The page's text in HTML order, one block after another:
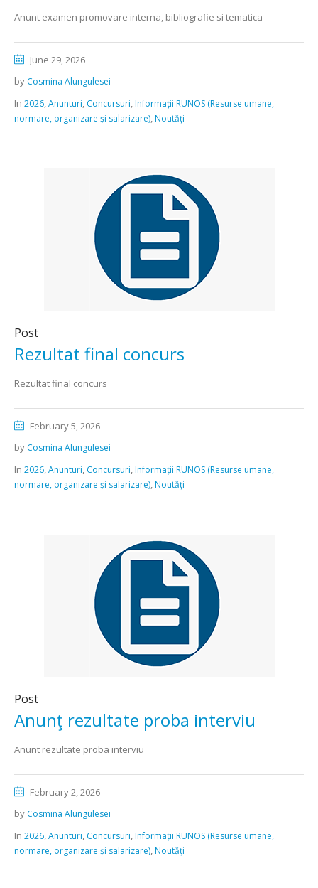
Anunt examen promovare interna, bibliografie si tematica
June 29, 2026
by Cosmina Alungulesei
In 2026,Anunturi, Concursuri,Informații RUNOS (Resurse umane,
normare, organizare și salarizare),Noutăți
Post
Rezultat final concurs
Rezultat final concurs
February 5, 2026
by Cosmina Alungulesei
In 2026,Anunturi, Concursuri,Informații RUNOS (Resurse umane,
normare, organizare și salarizare),Noutăți
Post
Anunţ rezultate proba interviu
Anunt rezultate proba interviu
February 2, 2026
by Cosmina Alungulesei
In 2026,Anunturi, Concursuri,Informații RUNOS (Resurse umane,
normare, organizare și salarizare),Noutăți